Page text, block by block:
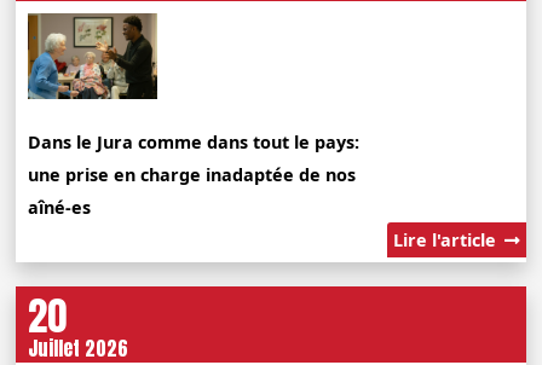
Dans le Jura comme dans tout le pays:
une prise en charge inadaptée de nos
aîné-es
Lire l'article
20
Juillet 2026